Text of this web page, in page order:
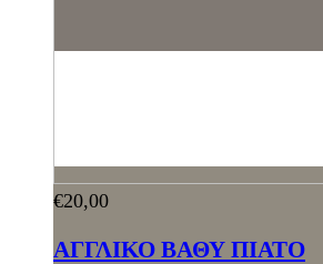
€20,00
ΑΓΓΛΙΚΟ ΒΑΘΥ ΠΙΑΤΟ